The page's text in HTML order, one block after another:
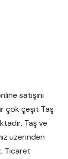
satışını
çok çeşit Taş
Taş ve
üzerinden
Ticaret